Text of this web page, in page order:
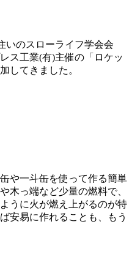
いのスローライフ学会会
ス工業(有)主催の「ロケッ
してきました。
や一斗缶を使って作る簡単
木っ端など少量の燃料で、
うに火が燃え上がるのが特
安易に作れることも、もう